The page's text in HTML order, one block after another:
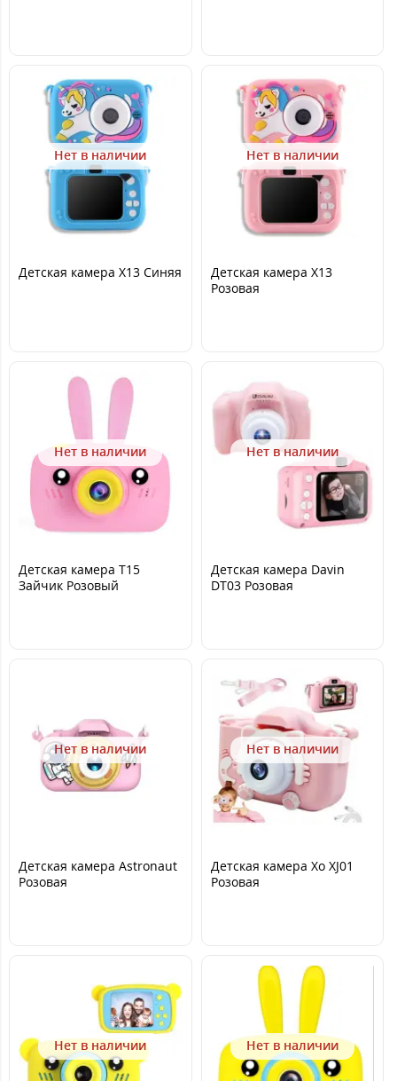
Нет в наличии
Детская камера X13 Синяя
Нет в наличии
Детская камера X13
Розовая
Нет в наличии
Детская камера T15
Зайчик Розовый
Нет в наличии
Детская камера Davin
DT03 Розовая
Нет в наличии
Детская камера Astronaut
Розовая
Нет в наличии
Детская камера Xo XJ01
Розовая
Нет в наличии Нет в наличии